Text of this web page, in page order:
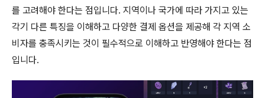
를 고려해야 한다는 점입니다. 지역이나 국가에 따라 가지고 있는
각기 다른 특징을 이해하고 다양한 결제 옵션을 제공해 각 지역 소
비자를 충족시키는 것이 필수적으로 이해하고 반영해야 한다는 점
입니다.